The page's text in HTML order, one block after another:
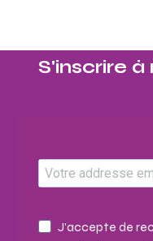
S'inscrire
J'accepte de